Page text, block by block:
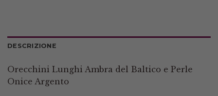
DESCRIZIONE
Orecchini Lunghi Ambra del Baltico e Perle
Onice Argento